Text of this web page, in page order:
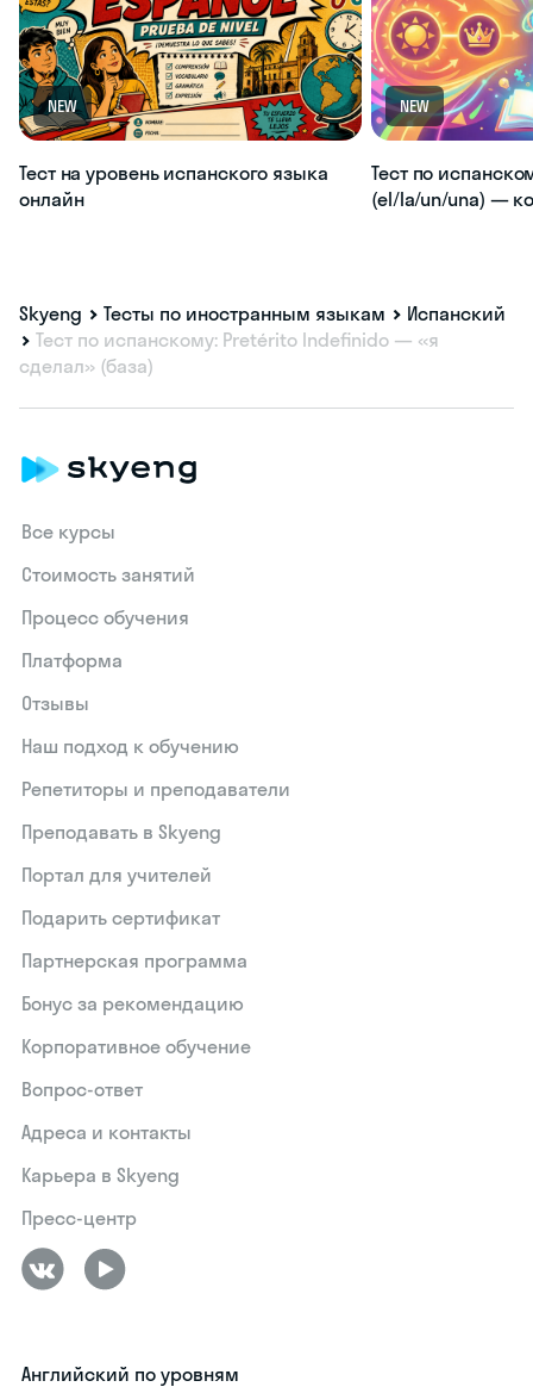
NEW
Тест на уровень испанского языка
онлайн
NEW
Тест по
(el/la/un/una) —
Skyeng Тесты по иностранным языкам
Испанский
Тест по испанскому: Pretérito Indefinido — «я
сделал» (база)
Все курсы
Стоимость занятий
Процесс обучения
Платформа
Отзывы
Наш подход к обучению
Репетиторы и преподаватели
Преподавать в Skyeng
Портал для учителей
Подарить сертификат
Партнерская программа
Бонус за рекомендацию
Корпоративное обучение
Вопрос-ответ
Адреса и контакты
Карьера в Skyeng
Пресс-центр
Английский по уровням